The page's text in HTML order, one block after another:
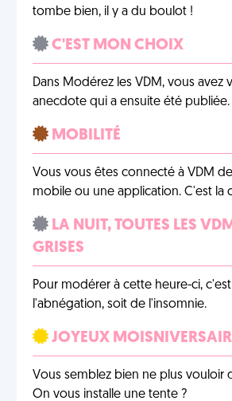
tombe bien, il y a du boulot !
C'EST MON CHOIX
Dans Modérez les VDM, vous avez
anecdote qui a ensuite été publiée.
MOBILITÉ
Vous vous êtes connecté à VDM
mobile ou une application. C'est la
LA NUIT, TOUTES LES
GRISES
Pour modérer à cette heure-ci,
l'abnégation, soit de l'insomnie.
JOYEUX
Vous semblez bien ne plus vouloir
On vous installe une tente ?